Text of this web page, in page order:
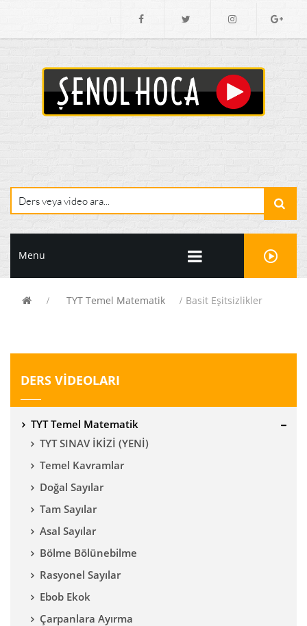
Menu
TYT Temel Matematik Basit Eşitsizlikler
DERS VİDEOLARI
TYT Temel Matematik
TYT SINAV İKİZİ (YENİ)
Temel Kavramlar
Doğal Sayılar
Tam Sayılar
Asal Sayılar
Bölme Bölünebilme
Rasyonel Sayılar
Ebob Ekok
Çarpanlara Ayırma